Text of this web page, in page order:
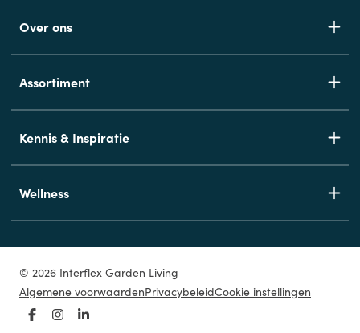
Over ons
Assortiment
Kennis & Inspiratie
Wellness
© 2026 Interflex Garden Living
Algemene voorwaardenPrivacybeleidCookie instellingen
Facebook
Instagram
LinkedIn